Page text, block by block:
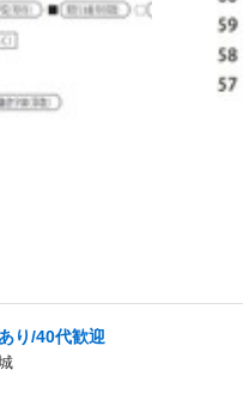
り/40代歓迎